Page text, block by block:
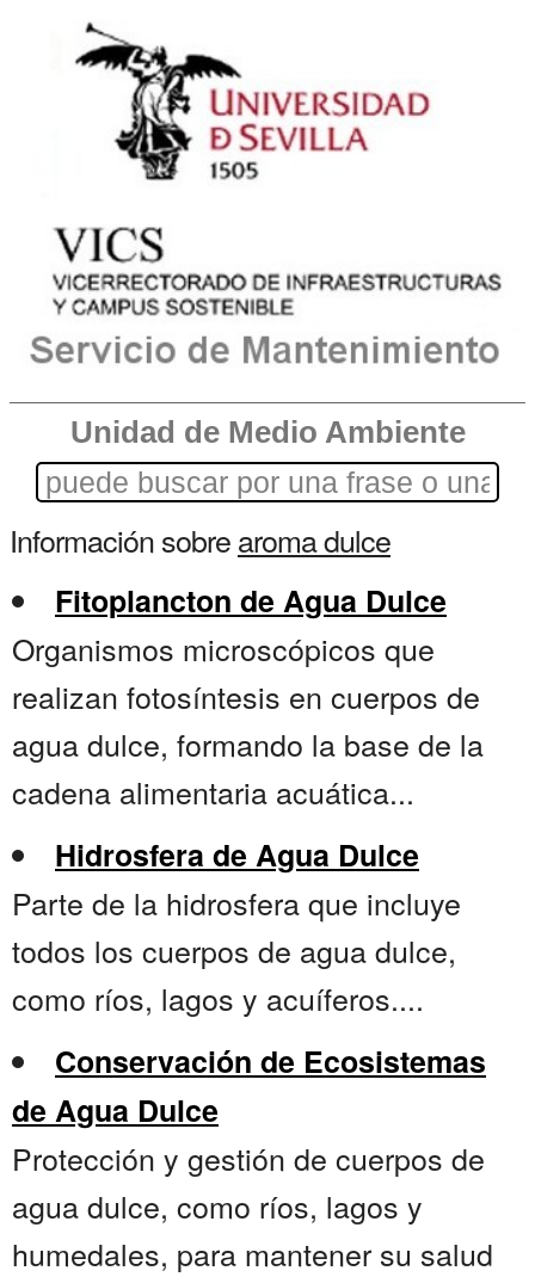
Unidad de Medio Ambiente
Información sobrearoma dulce
Fitoplancton de Agua Dulce
Organismos microscópicos que
realizan fotosíntesis en cuerpos de
agua dulce, formando la base de la
cadena alimentaria acuática...
Hidrosfera de Agua Dulce
Parte de la hidrosfera que incluye
todos los cuerpos de agua dulce,
como ríos, lagos y acuíferos....
Conservación de Ecosistemas
de Agua Dulce
Protección y gestión de cuerpos de
agua dulce, como ríos, lagos y
humedales, para mantener su salud